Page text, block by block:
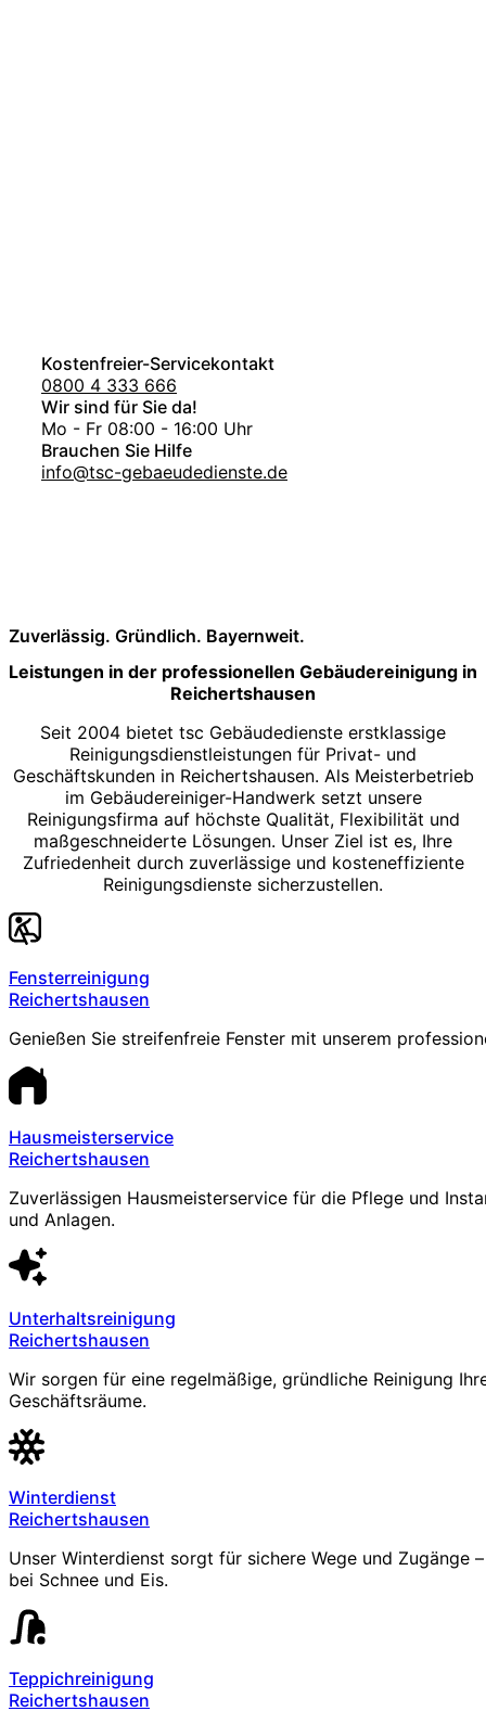
Kostenfreier-Servicekontakt
0800 4 333 666
Wir sind für Sie da!
Mo - Fr 08:00 - 16:00 Uhr
Brauchen Sie Hilfe
info@tsc-gebaeudedienste.de
Zuverlässig. Gründlich. Bayernweit.
Leistungen in der professionellen Gebäudereinigung in
Reichertshausen
Seit 2004 bietet tsc Gebäudedienste erstklassige
Reinigungsdienstleistungen für Privat- und
Geschäftskunden in Reichertshausen. Als Meisterbetrieb
im Gebäudereiniger-Handwerk setzt unsere
Reinigungsfirma auf höchste Qualität, Flexibilität und
maßgeschneiderte Lösungen. Unser Ziel ist es, Ihre
Zufriedenheit durch zuverlässige und kosteneffiziente
Reinigungsdienste sicherzustellen.
Fensterreinigung
Reichertshausen
Genießen Sie streifenfreie Fenster mit unserem
Hausmeisterservice
Reichertshausen
Zuverlässigen Hausmeisterservice für die Pflege und
und Anlagen.
Unterhaltsreinigung
Reichertshausen
Wir sorgen für eine regelmäßige, gründliche Reinigung
Geschäftsräume.
Winterdienst
Reichertshausen
Unser Winterdienst sorgt für sichere Wege und Zugänge
bei Schnee und Eis.
Teppichreinigung
Reichertshausen